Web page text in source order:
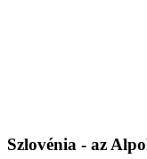
Szlovénia - az